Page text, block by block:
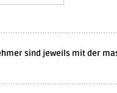
sind jeweils mit der